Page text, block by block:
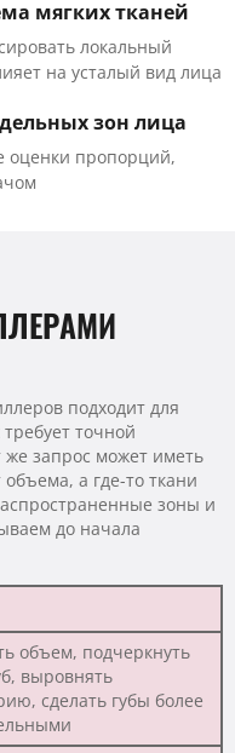
мягких тканей
локальный
на усталый вид лица
зон лица
оценки пропорций,
подходит для
точной
запрос может иметь
а где-то ткани
зоны и
до начала
объем, подчеркнуть
выровнять
сделать губы более